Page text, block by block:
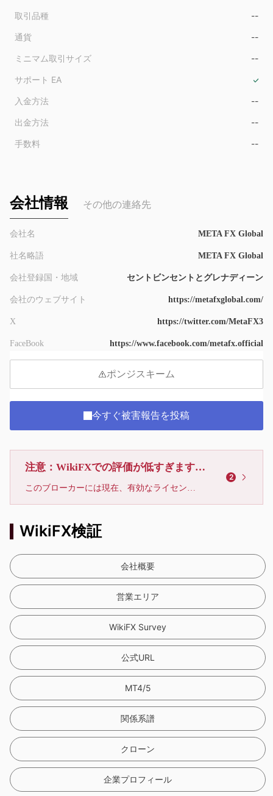
取引品種 --
通貨 --
ミニマム取引サイズ --
サポート EA
入金方法 --
出金方法 --
手数料 --
会社情報 その他の連絡先
会社名 META FX Global
社名略語 META FX Global
会社登録国・地域 セントビンセントとグレナディーン
会社のウェブサイト https://metafxglobal.com/
X https://twitter.com/MetaFX3
FaceBook https://www.facebook.com/metafx.official
ポンジスキーム
今すぐ被害報告を投稿
注意：WikiFXでの評価が低すぎます、利用しないでください
このブローカーには現在、有効なライセンスが確認されていません。リスクにご注意下さい！
2
WikiFX検証
会社概要
営業エリア
WikiFX Survey
公式URL
MT4/5
関係系譜
クローン
企業プロフィール